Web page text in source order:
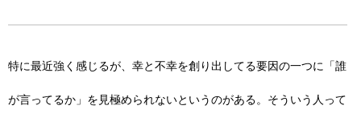
特に最近強く感じるが、幸と不幸を創り出してる要因の一つに「誰
が言ってるか」を見極められないというのがある。そういう人って